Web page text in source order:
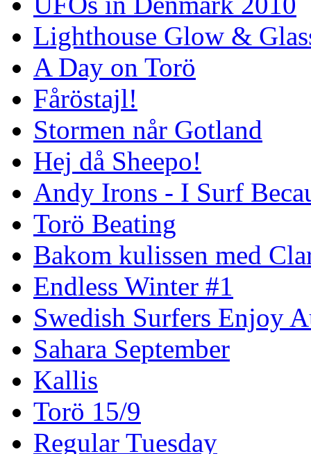
Lighthouse Glow &
A Day on Torö
Fåröstajl!
Stormen når Gotland
Hej då Sheepo!
Andy Irons - I Surf
Torö Beating
Bakom kulissen med
Endless Winter #1
Swedish Surfers Enjoy
Sahara September
Kallis
Torö 15/9
Regular Tuesday